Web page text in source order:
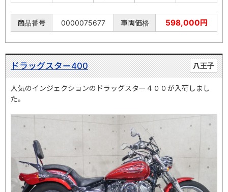
商品番号 0000075677 車両価格 598,000円
八王子
ドラッグスター400
人気のインジェクションのドラッグスター４００が入荷しまし
た。